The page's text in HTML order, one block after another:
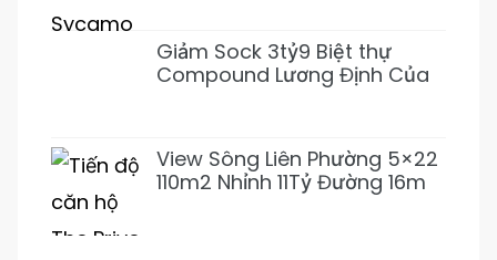
Giảm Sock 3tỷ9 Biệt thự
Compound Lương Định Của
View Sông Liên Phường 5×22
110m2 Nhỉnh 11Tỷ Đường 16m